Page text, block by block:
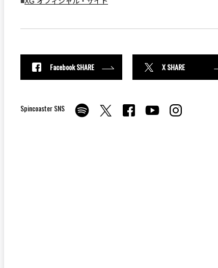
Facebook SHARE X SHARE
Spincoaster SNS